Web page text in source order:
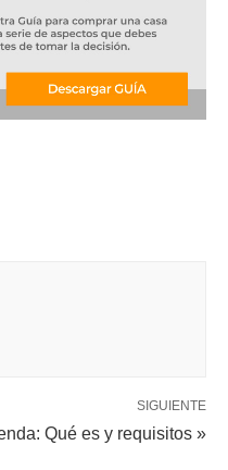
SIGUIENTE
Qué es y requisitos »